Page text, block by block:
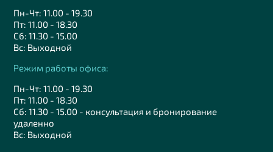
Пн-Чт: 11.00 - 19.30
Пт: 11.00 - 18.30
Сб: 11.30 - 15.00
Вс: Выходной
Режим работы офиса:
Пн-Чт: 11.00 - 19.30
Пт: 11.00 - 18.30
Сб: 11.30 - 15.00 - консультация и бронирование
удаленно
Вс: Выходной